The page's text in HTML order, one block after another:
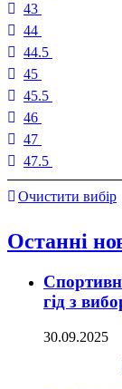
43
44
44.5
45
45.5
46
47
47.5
Очистити вибір
Останні
гід з
30.09.2025